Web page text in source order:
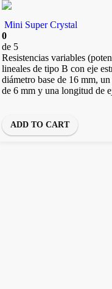
Mini Super Crystal
0
de 5
Resistencias variables
lineales de tipo B con eje
diámetro base de 16 mm,
de 6 mm y una longitud de
ADD TO CART